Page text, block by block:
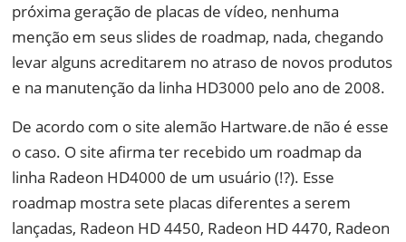
NVIDIA
SOFTWARE
NOTEBOOKS
NOKIA
DOWNLOADS
ANÁLISE
próxima geração de placas de vídeo, nenhuma
menção em seus slides de roadmap, nada, chegando
levar alguns acreditarem no atraso de novos produtos
e na manutenção da linha HD3000 pelo ano de 2008.
De acordo com o site alemão Hartware.de não é esse
o caso. O site afirma ter recebido um roadmap da
linha Radeon HD4000 de um usuário (!?). Esse
roadmap mostra sete placas diferentes a serem
lançadas, Radeon HD 4450, Radeon HD 4470, Radeon